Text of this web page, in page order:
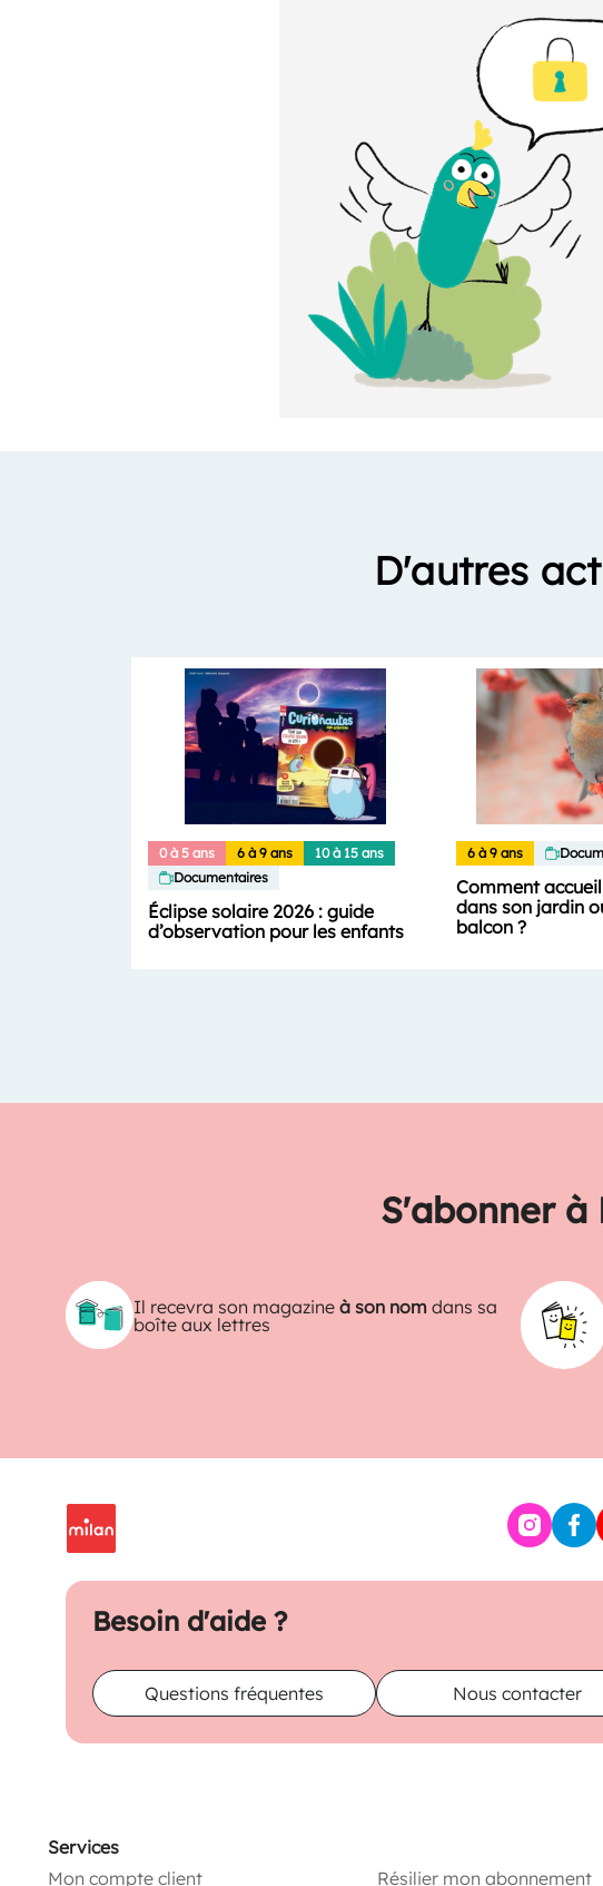
D'autres
0 à 5 ans 6 à 9 ans
10 à 15 ans
Documentaires
Éclipse solaire 2026 : guide
d’observation pour les enfants
6 à 9 ans
Comment
dans son jardin
balcon ?
S'abonner
Il recevra son magazineà son nom dans sa
boîte aux lettres
Besoin d'aide ?
Questions fréquentes Nous contacter
Services
Mon compte client
Résilier mon abonnement